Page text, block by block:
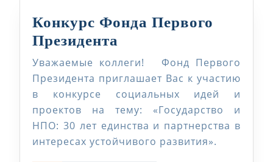
в
Конкурс Фонда Первого
Президента
Фонда
Первого
Президента
Уважаемые коллеги! Фонд Первого
Президента приглашает Вас к участию
в конкурсе социальных идей и
проектов на тему: «Государство и
НПО: 30 лет единства и партнерства в
интересах устойчивого развития».